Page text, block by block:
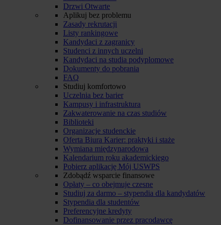
Drzwi Otwarte
Aplikuj bez problemu
Zasady rekrutacji
Listy rankingowe
Kandydaci z zagranicy
Studenci z innych uczelni
Kandydaci na studia podyplomowe
Dokumenty do pobrania
FAQ
Studiuj komfortowo
Uczelnia bez barier
Kampusy i infrastruktura
Zakwaterowanie na czas studiów
Biblioteki
Organizacje studenckie
Oferta Biura Karier: praktyki i staże
Wymiana międzynarodowa
Kalendarium roku akademickiego
Pobierz aplikację Mój USWPS
Zdobądź wsparcie finansowe
Opłaty – co obejmuje czesne
Studiuj za darmo – stypendia dla kandydatów
Stypendia dla studentów
Preferencyjne kredyty
Dofinansowanie przez pracodawcę